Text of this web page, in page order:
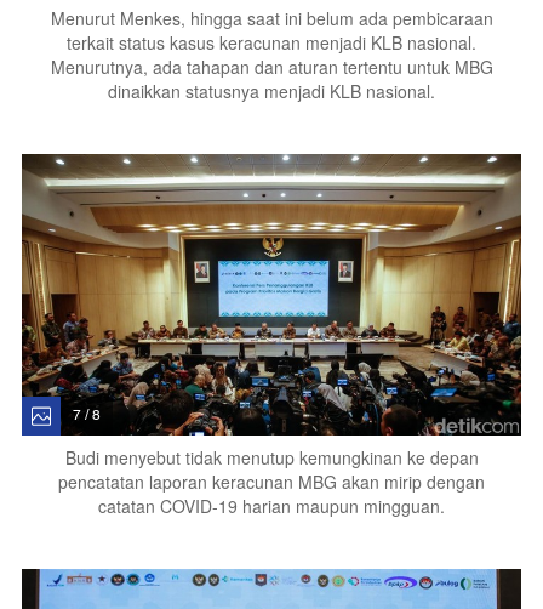
Menurut Menkes, hingga saat ini belum ada pembicaraan
terkait status kasus keracunan menjadi KLB nasional.
Menurutnya, ada tahapan dan aturan tertentu untuk MBG
dinaikkan statusnya menjadi KLB nasional.
7 / 8
Budi menyebut tidak menutup kemungkinan ke depan
pencatatan laporan keracunan MBG akan mirip dengan
catatan COVID-19 harian maupun mingguan.